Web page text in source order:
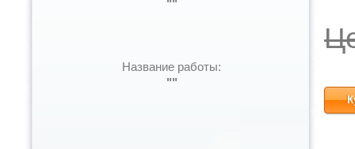
""
Название работы:
""